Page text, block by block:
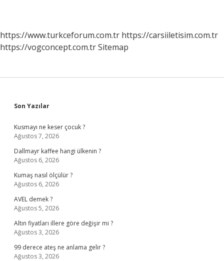
https://www.turkceforum.com.tr https://carsiiletisim.com.tr
https://vogconcept.com.trSitemap
Sidebar
Son Yazılar
Kusmayı ne keser çocuk ?
Ağustos 7, 2026
Dallmayr kaffee hangi ülkenin ?
Ağustos 6, 2026
Kumaş nasıl ölçülür ?
Ağustos 6, 2026
AVEL demek ?
Ağustos 5, 2026
Altın fiyatları illere göre değişir mi ?
Ağustos 3, 2026
99 derece ateş ne anlama gelir ?
Ağustos 3, 2026